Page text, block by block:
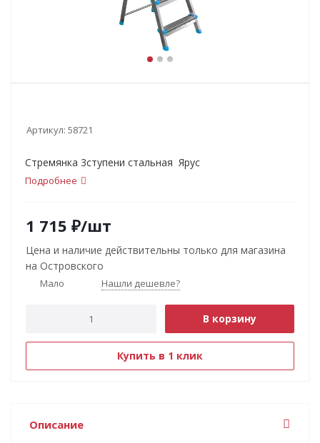
Артикул: 58721
Стремянка 3ступени стальная Ярус
Подробнее
1 715 ₽/шт
Цена и наличие действительны только для магазина
на Островского
Мало Нашли дешевле?
В корзину
Купить в 1 клик
Описание